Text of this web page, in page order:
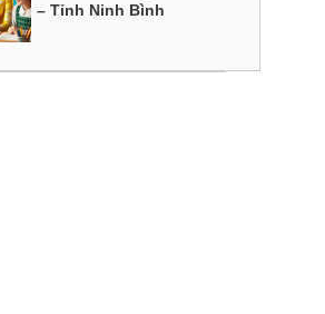
– Tỉnh Ninh Bình